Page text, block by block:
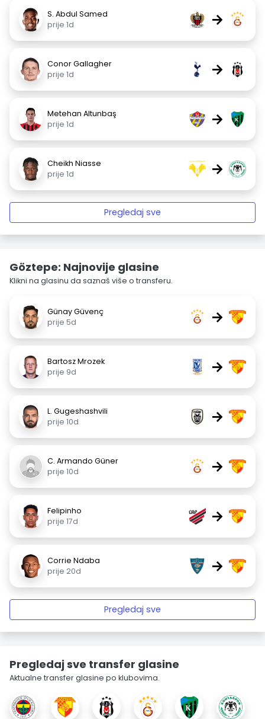
S. Abdul Samed
prije 1d
→
Conor Gallagher
prije 1d
→
Metehan Altunbaş
prije 1d
→
Cheikh Niasse
prije 1d
→
Pregledaj sve
Göztepe: Najnovije glasine
Klikni na glasinu da saznaš više o transferu.
Günay Güvenç
prije 5d
→
Bartosz Mrozek
prije 9d
→
L. Gugeshashvili
prije 10d
→
C. Armando Güner
prije 10d
→
Felipinho
prije 17d
→
Corrie Ndaba
prije 20d
→
Pregledaj sve
Pregledaj sve transfer glasine
Aktualne transfer glasine po klubovima.